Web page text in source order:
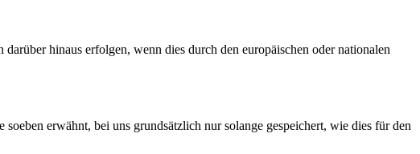
hinaus erfolgen, wenn dies durch den europäischen oder nationalen
erwähnt, bei uns grundsätzlich nur solange gespeichert, wie dies für den